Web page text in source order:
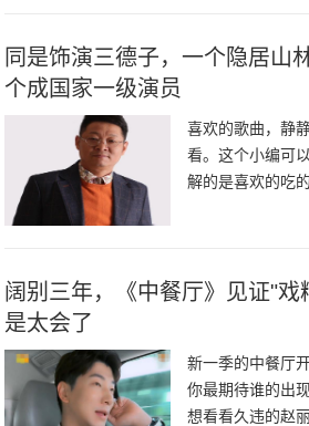
同是饰演三德子，一个隐居山
个成国家一级演员
喜欢的歌曲，静
看。这个小编可
解的是喜欢的吃
的就是你这个小
阔别三年，《中餐厅》见证"戏
是太会了
新一季的中餐厅
你最期待谁的出
想看看久违的赵